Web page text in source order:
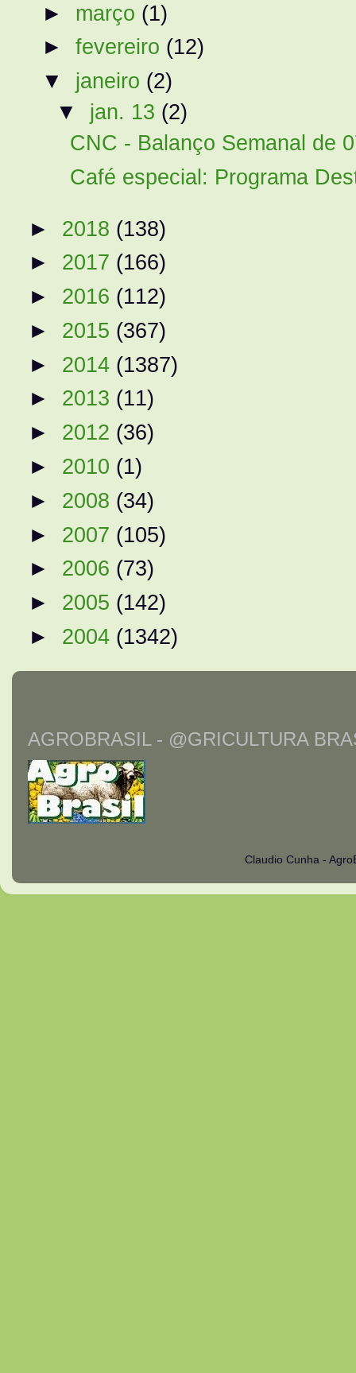
► março (1)
►fevereiro (12)
▼ janeiro (2)
▼ jan. 13 (2)
CNC - Balanço Semanal de
Café especial: Programa
► 2018 (138)
► 2017 (166)
► 2016 (112)
► 2015 (367)
► 2014 (1387)
► 2013 (11)
► 2012 (36)
► 2010 (1)
► 2008 (34)
► 2007 (105)
► 2006 (73)
► 2005 (142)
► 2004 (1342)
AGROBRASIL - @GRICULTURA
Claudio Cunha -